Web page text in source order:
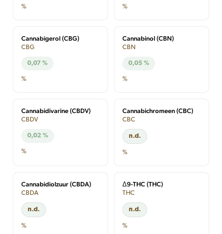
% %
Cannabigerol (CBG)
CBG
0,07 %
%
Cannabinol (CBN)
CBN
0,05 %
%
Cannabidivarine (CBDV)
CBDV
0,02 %
%
Cannabichromeen (CBC)
CBC
n.d.
%
Cannabidiolzuur (CBDA)
CBDA
n.d.
%
Δ9-THC (THC)
THC
n.d.
%